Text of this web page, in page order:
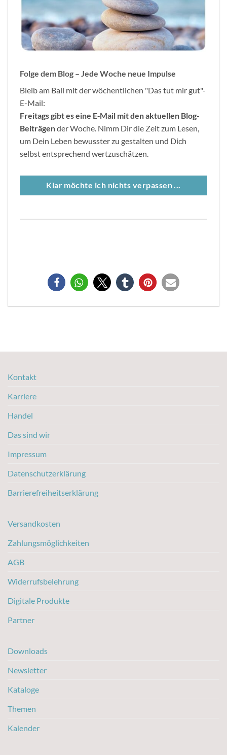
Folge dem Blog – Jede Woche neue Impulse
Bleib am Ball mit der wöchentlichen "Das tut mir gut"-
E-Mail:
Freitags gibt es eine E‐Mail mit den aktuellen Blog-
Beiträgender Woche. Nimm Dir die Zeit zum Lesen,
um Dein Leben bewusster zu gestalten und Dich
selbst entsprechend wertzuschätzen.
Klar möchte ich nichts verpassen ...
Kontakt
Karriere
Handel
Das sind wir
Impressum
Datenschutzerklärung
Barrierefreiheitserklärung
Versandkosten
Zahlungsmöglichkeiten
AGB
Widerrufsbelehrung
Digitale Produkte
Partner
Downloads
Newsletter
Kataloge
Themen
Kalender